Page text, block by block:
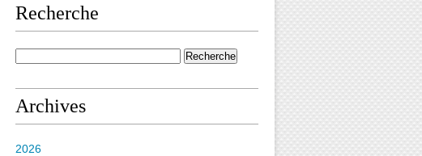
Recherche
Archives
2026